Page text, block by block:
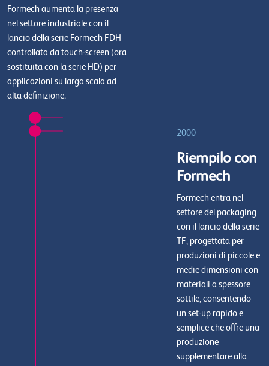
Formech aumenta la presenza
nel settore industriale con il
lancio della serie Formech FDH
controllata da touch-screen (ora
sostituita con la serie HD) per
applicazioni su larga scala ad
alta definizione.
2000
Riempilo con
Formech
Formech entra nel
settore del packaging
con il lancio della serie
TF, progettata per
produzioni di piccole e
medie dimensioni con
materiali a spessore
sottile, consentendo
un set-up rapido e
semplice che offre una
produzione
supplementare alla